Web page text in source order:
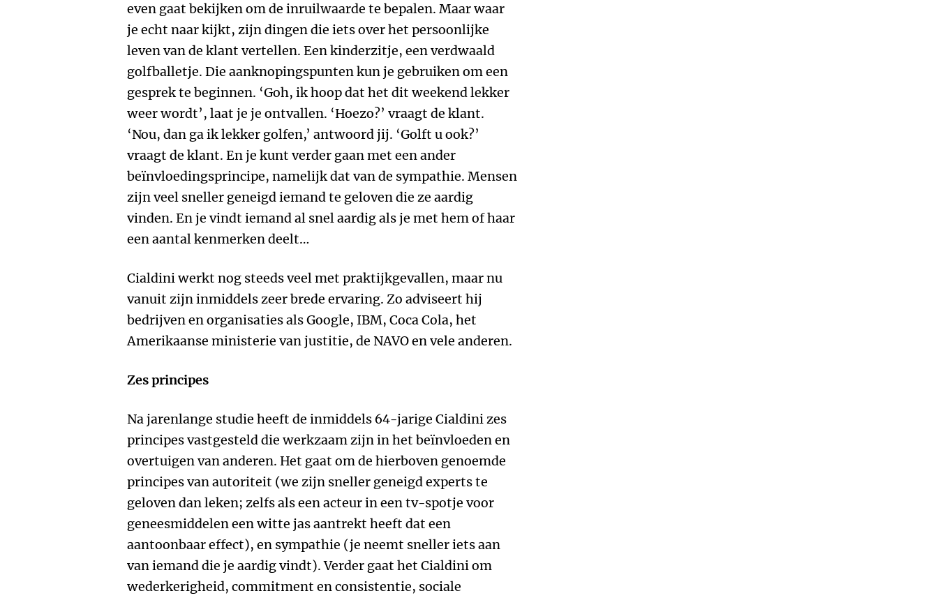
even gaat bekijken om de inruilwaarde te bepalen. Maar waar
je echt naar kijkt, zijn dingen die iets over het persoonlijke
leven van de klant vertellen. Een kinderzitje, een verdwaald
golfballetje. Die aanknopingspunten kun je gebruiken om een
gesprek te beginnen. ‘Goh, ik hoop dat het dit weekend lekker
weer wordt’, laat je je ontvallen. ‘Hoezo?’ vraagt de klant.
‘Nou, dan ga ik lekker golfen,’ antwoord jij. ‘Golft u ook?’
vraagt de klant. En je kunt verder gaan met een ander
beïnvloedingsprincipe, namelijk dat van de sympathie. Mensen
zijn veel sneller geneigd iemand te geloven die ze aardig
vinden. En je vindt iemand al snel aardig als je met hem of haar
een aantal kenmerken deelt…
Cialdini werkt nog steeds veel met praktijkgevallen, maar nu
vanuit zijn inmiddels zeer brede ervaring. Zo adviseert hij
bedrijven en organisaties als Google, IBM, Coca Cola, het
Amerikaanse ministerie van justitie, de NAVO en vele anderen.
Zes principes
Na jarenlange studie heeft de inmiddels 64-jarige Cialdini zes
principes vastgesteld die werkzaam zijn in het beïnvloeden en
overtuigen van anderen. Het gaat om de hierboven genoemde
principes van autoriteit (we zijn sneller geneigd experts te
geloven dan leken; zelfs als een acteur in een tv-spotje voor
geneesmiddelen een witte jas aantrekt heeft dat een
aantoonbaar effect), en sympathie (je neemt sneller iets aan
van iemand die je aardig vindt). Verder gaat het Cialdini om
wederkerigheid, commitment en consistentie, sociale